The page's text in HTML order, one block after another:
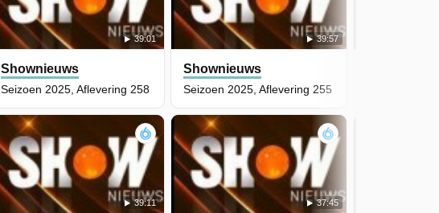
39:01
Shownieuws
Seizoen 2025, Aflevering 258
39:11
39:57
Shownieuws
Seizoen 2025, Aflevering 255
37:45